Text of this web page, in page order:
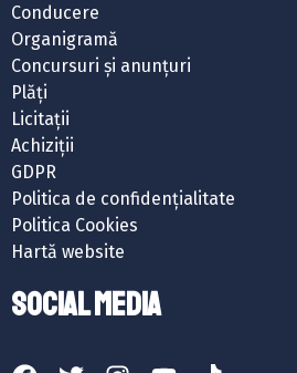
Conducere
Organigramă
Concursuri și anunțuri
Plăți
Licitații
Achiziții
GDPR
Politica de confidențialitate
Politica Cookies
Hartă website
SOCIAL MEDIA